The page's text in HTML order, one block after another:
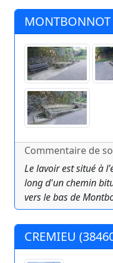
Commentaire de
Le lavoir est situé à
long d'un chemin
vers le bas de
CREMIEU